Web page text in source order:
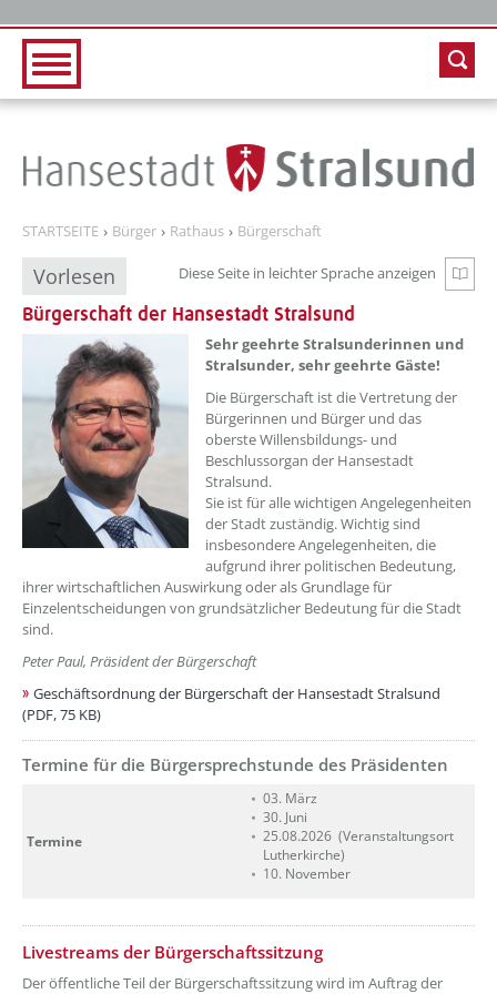
STARTSEITE Bürger Rathaus Bürgerschaft
Vorlesen Diese Seite in leichter Sprache anzeigen
Zur
Bürgerschaft der Hansestadt Stralsund
??? absaetzeOben[1]/titel ???
Sehr geehrte Stralsunderinnen und
Stralsunder, sehr geehrte Gäste!
Die Bürgerschaft ist die Vertretung der
Bürgerinnen und Bürger und das
oberste Willensbildungs- und
Beschlussorgan der Hansestadt
Stralsund.
Sie ist für alle wichtigen Angelegenheiten
der Stadt zuständig. Wichtig sind
insbesondere Angelegenheiten, die
aufgrund ihrer politischen Bedeutung,
ihrer wirtschaftlichen Auswirkung oder als Grundlage für
Einzelentscheidungen von grundsätzlicher Bedeutung für die Stadt
sind.
Peter Paul, Präsident der Bürgerschaft
Geschäftsordnung der Bürgerschaft der Hansestadt Stralsund
(PDF, 75 KB)
??? absaetzeOben[2]/titel ???
Termine für die Bürgersprechstunde des Präsidenten
Termine
03. März
30. Juni
25.08.2026 (Veranstaltungsort
Lutherkirche)
10. November
??? absaetzeOben[3]/titel ???
Livestreams der Bürgerschaftssitzung
Der öffentliche Teil der Bürgerschaftssitzung wird im Auftrag der